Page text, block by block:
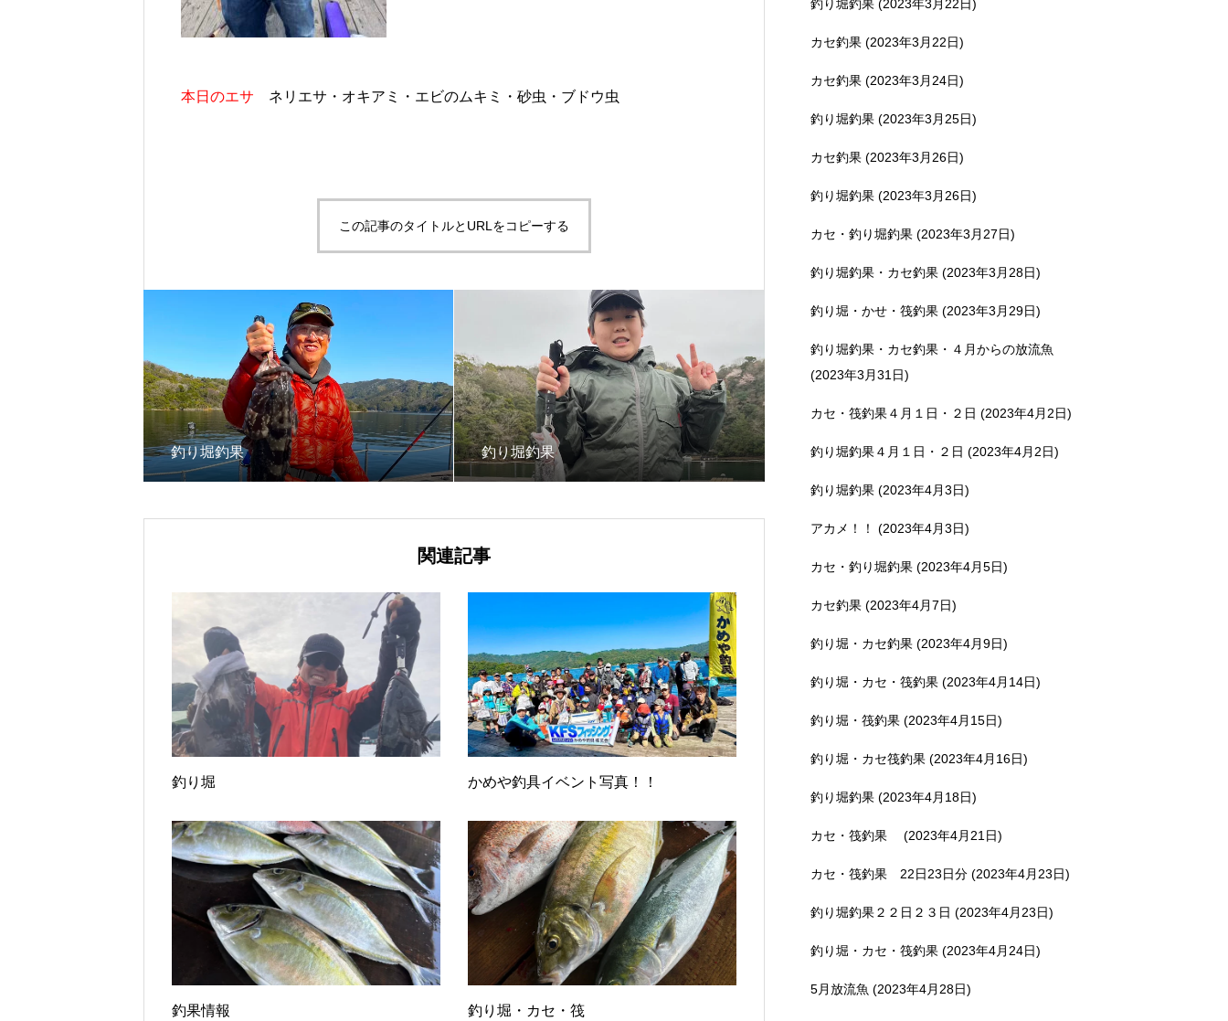
本日のエサ ネリエサ・オキアミ・エビのムキミ・砂虫・ブドウ虫
この記事のタイトルとURLをコピーする
釣り堀釣果 釣り堀釣果
関連記事
釣り堀 かめや釣具イベント写真！！
釣果情報 釣り堀・カセ・筏
釣り堀釣果 (2023年3月22日)
カセ釣果 (2023年3月22日)
カセ釣果 (2023年3月24日)
釣り堀釣果 (2023年3月25日)
カセ釣果 (2023年3月26日)
釣り堀釣果 (2023年3月26日)
カセ・釣り堀釣果 (2023年3月27日)
釣り堀釣果・カセ釣果 (2023年3月28日)
釣り堀・かせ・筏釣果 (2023年3月29日)
釣り堀釣果・カセ釣果・４月からの放流魚
(2023年3月31日)
カセ・筏釣果４月１日・２日 (2023年4月2日)
釣り堀釣果４月１日・２日 (2023年4月2日)
釣り堀釣果 (2023年4月3日)
アカメ！！ (2023年4月3日)
カセ・釣り堀釣果 (2023年4月5日)
カセ釣果 (2023年4月7日)
釣り堀・カセ釣果 (2023年4月9日)
釣り堀・カセ・筏釣果 (2023年4月14日)
釣り堀・筏釣果 (2023年4月15日)
釣り堀・カセ筏釣果 (2023年4月16日)
釣り堀釣果 (2023年4月18日)
カセ・筏釣果 (2023年4月21日)
カセ・筏釣果 22日23日分 (2023年4月23日)
釣り堀釣果２２日２３日 (2023年4月23日)
釣り堀・カセ・筏釣果 (2023年4月24日)
5月放流魚 (2023年4月28日)